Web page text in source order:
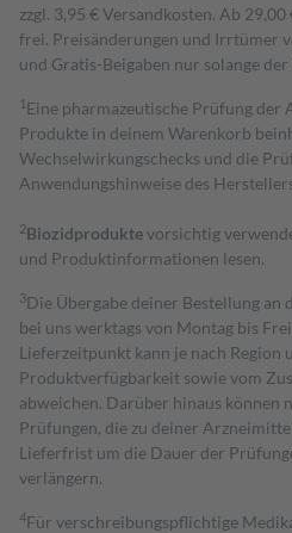
zzgl. 3,95 € Versandkosten. Ab
frei. Preisänderungen und Irrtümer
und Gratis-Beigaben nur solange
1 Eine pharmazeutische Prüfung der
Produkte in deinem Warenkorb
Wechselwirkungschecks und die
Anwendungshinweise des
2Biozidproduktevorsichtig
und Produktinformationen lesen.
3Die Übergabe deiner Bestellung
bei uns werktags von Montag bis
Lieferzeitpunkt kann je nach Region
Produktverfügbarkeit sowie vom
abweichen. Darüber hinaus können
Prüfungen, die zu deiner
Lieferfrist um die Dauer der
verlängern.
4Für verschreibungspflichtige